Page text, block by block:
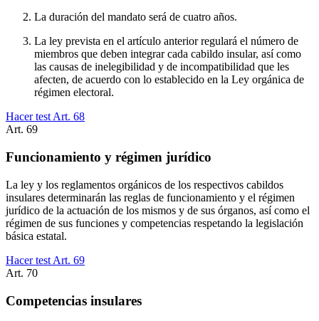
La duración del mandato será de cuatro años.
La ley prevista en el artículo anterior regulará el número de
miembros que deben integrar cada cabildo insular, así como
las causas de inelegibilidad y de incompatibilidad que les
afecten, de acuerdo con lo establecido en la Ley orgánica de
régimen electoral.
Hacer test Art. 68
Art. 69
Funcionamiento y régimen jurídico
La ley y los reglamentos orgánicos de los respectivos cabildos
insulares determinarán las reglas de funcionamiento y el régimen
jurídico de la actuación de los mismos y de sus órganos, así como el
régimen de sus funciones y competencias respetando la legislación
básica estatal.
Hacer test Art. 69
Art. 70
Competencias insulares